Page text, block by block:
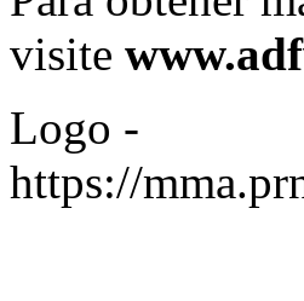
visite
Logo -
https://